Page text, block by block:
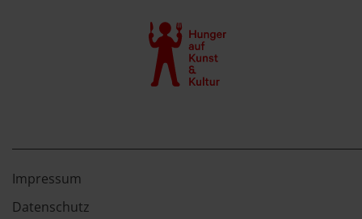
Impressum
Datenschutz